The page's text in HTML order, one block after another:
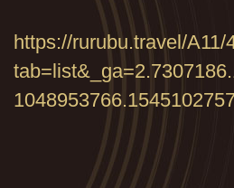
https://rurubu.travel/
1048953766.1545102757